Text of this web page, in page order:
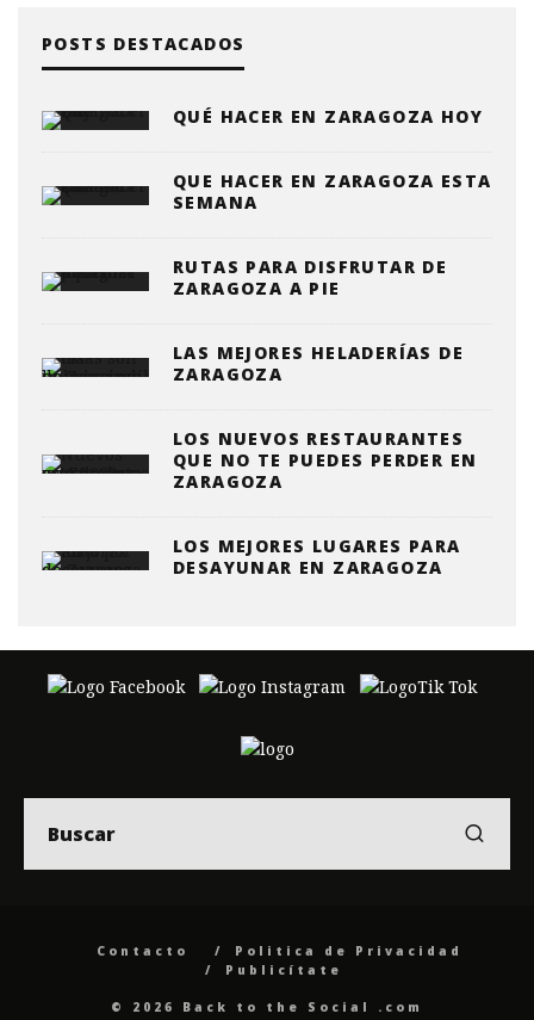
POSTS DESTACADOS
QUÉ HACER EN ZARAGOZA HOY
QUE HACER EN ZARAGOZA ESTA
SEMANA
RUTAS PARA DISFRUTAR DE
ZARAGOZA A PIE
LAS MEJORES HELADERÍAS DE
ZARAGOZA
LOS NUEVOS RESTAURANTES
QUE NO TE PUEDES PERDER EN
ZARAGOZA
LOS MEJORES LUGARES PARA
DESAYUNAR EN ZARAGOZA
Contacto
Politica de Privacidad
Publicítate
© 2026 Back to the Social .com